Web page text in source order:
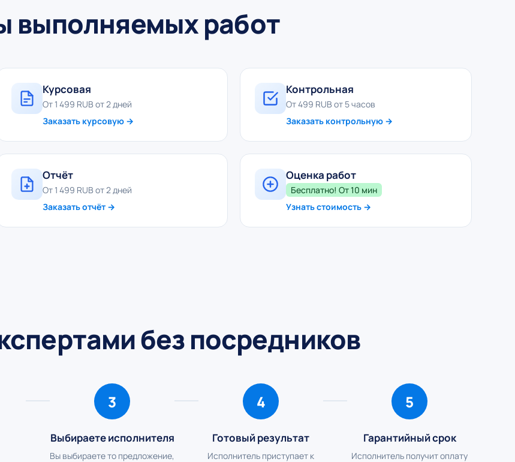
выполняемых работ
Курсовая
От 1 499 RUB от 2 дней
Заказать курсовую →
Контрольная
От 499 RUB от 5 часов
Заказать контрольную →
Отчёт
От 1 499 RUB от 2 дней
Заказать отчёт →
Оценка работ
Бесплатно! От 10 мин
Узнать стоимость →
без посредников
3
Выбираете исполнителя
Вы выбираете то предложение,
4
Готовый результат
Исполнитель приступает к
5
Гарантийный срок
Исполнитель получит оплату